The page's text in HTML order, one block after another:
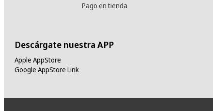
Pago en tienda
Descárgate nuestra APP
Apple AppStore
Google AppStore Link